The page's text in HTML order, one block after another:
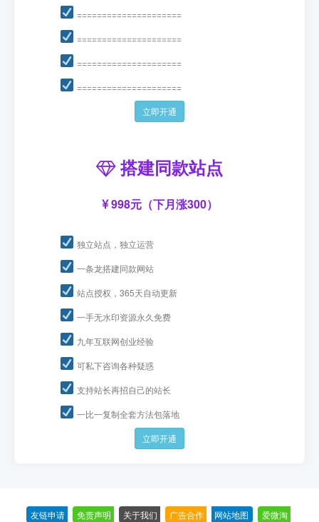
=====================
=====================
=====================
=====================
立即开通
搭建同款站点
998元（下月涨300）
独立站点，独立运营
一条龙搭建同款网站
站点授权，365天自动更新
一手无水印资源永久免费
九年互联网创业经验
可私下咨询各种疑惑
支持站长再招自己的站长
一比一复制全套方法包落地
立即开通
友链申请 免责声明 关于我们 广告合作 网站地图 爱微淘